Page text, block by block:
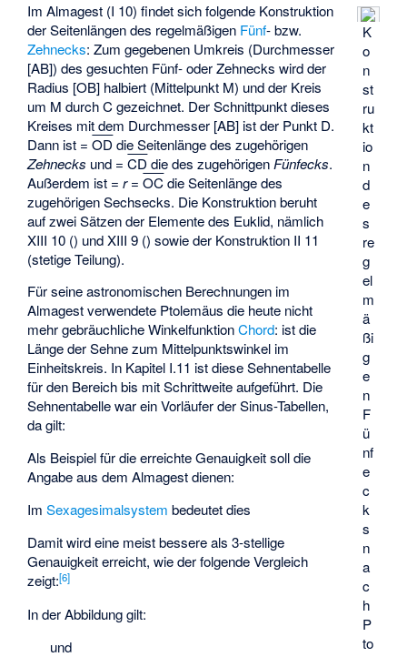
K
o
n
st
ru
kt
io
n
d
e
s
re
g
el
m
ä
ßi
g
e
n
F
ü
nf
e
c
k
s
n
a
c
h
P
to
Im Almagest (I 10) findet sich folgende Konstruktion
der Seitenlängen des regelmäßigen Fünf- bzw.
Zehnecks: Zum gegebenen Umkreis (Durchmesser
[AB]) des gesuchten Fünf- oder Zehnecks wird der
Radius [OB] halbiert (Mittelpunkt M) und der Kreis
um M durch C gezeichnet. Der Schnittpunkt dieses
Kreises mit dem Durchmesser [AB] ist der Punkt D.
Dann ist =OD die Seitenlänge des zugehörigen
Zehnecks und =CD die des zugehörigen Fünfecks.
Außerdem ist =r=OCdie Seitenlänge des
zugehörigen Sechsecks. Die Konstruktion beruht
auf zwei Sätzen der Elemente des Euklid, nämlich
XIII 10 () und XIII 9 () sowie der Konstruktion II 11
(stetige Teilung).
Für seine astronomischen Berechnungen im
Almagest verwendete Ptolemäus die heute nicht
mehr gebräuchliche WinkelfunktionChord: ist die
Länge der Sehne zum Mittelpunktswinkel im
Einheitskreis. In Kapitel I.11 ist dieseSehnentabelle
für den Bereichbis mit Schrittweiteaufgeführt. Die
Sehnentabelle war ein Vorläufer der Sinus-Tabellen,
da gilt:
Als Beispiel für die erreichte Genauigkeit soll die
Angabe aus dem Almagest dienen:
ImSexagesimalsystem bedeutet dies
Damit wird eine meist bessere als 3-stellige
Genauigkeit erreicht, wie der folgende Vergleich
zeigt:[6]
In der Abbildung gilt:
und